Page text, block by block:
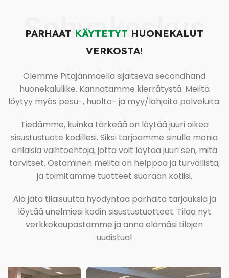
Sohvakeskus
PARHAAT KÄYTETYT HUONEKALUT
VERKOSTA!
Olemme Pitäjänmäellä sijaitseva secondhand
huonekaluliike. Kannatamme kierrätystä. Meiltä
löytyy myös pesu-, huolto- ja myy/lahjoita palveluita.
Tiedämme, kuinka tärkeää on löytää juuri oikea
sisustustuote kodillesi. Siksi tarjoamme sinulle monia
erilaisia vaihtoehtoja, jotta voit löytää juuri sen, mitä
tarvitset. Ostaminen meiltä on helppoa ja turvallista,
ja toimitamme tuotteet suoraan kotiisi.
Älä jätä tilaisuutta hyödyntää parhaita tarjouksia ja
löytää unelmiesi kodin sisustustuotteet. Tilaa nyt
verkkokaupastamme ja anna elämäsi tilojen
uudistua!